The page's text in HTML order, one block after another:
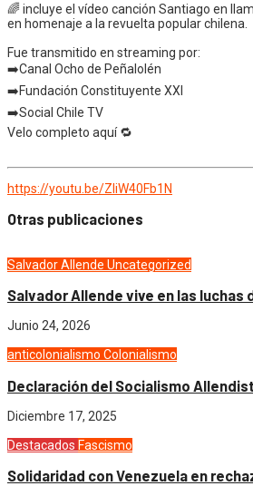
🌈 incluye el vídeo canción Santiago en
en homenaje a la revuelta popular chilena.
Fue transmitido en streaming por:
➡️Canal Ocho de Peñalolén
➡️Fundación Constituyente XXI
➡️Social Chile TV
Velo completo aquí 🔁
https://youtu.be/ZliW40Fb1N
Otras publicaciones
Salvador Allende Uncategorized
Salvador Allende vive en las luchas
Junio 24, 2026
anticolonialismo Colonialismo
Declaración del Socialismo
Diciembre 17, 2025
Destacados Fascismo
Solidaridad con Venezuela en